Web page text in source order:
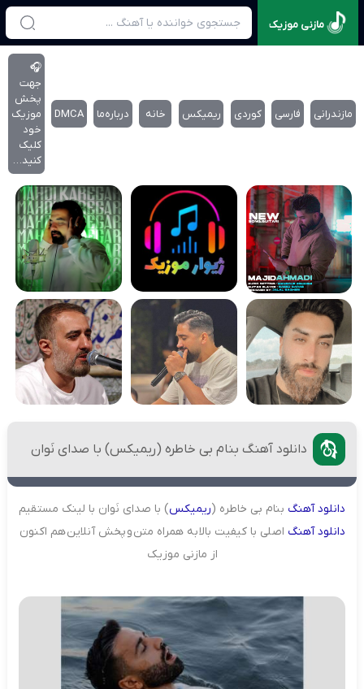
مازنی موزیک
مازندرانی فارسی کوردی ریمیکس خانه درباره‌‌ما DMCA
🎧
جهت
پخش
موزیک
خود
کلیک
کنید…
دانلود آهنگ بنام بی خاطره (ریمیکس) با صدای نَوان
دانلودآهنگ بنام بی خاطره (ریمیکس) با صدای نَوان با لینک مستقیم
دانلودآهنگ اصلی با کیفیت بالا به همراه متن و پخش آنلاین هم اکنون
از مازنی موزیک